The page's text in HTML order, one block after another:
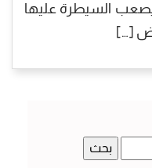
يصعب السيطرة عليها
[…]